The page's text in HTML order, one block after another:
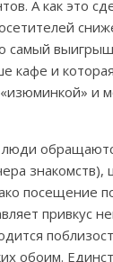
А как это
самый
кафе и
и
посещение
привкус
обоим.